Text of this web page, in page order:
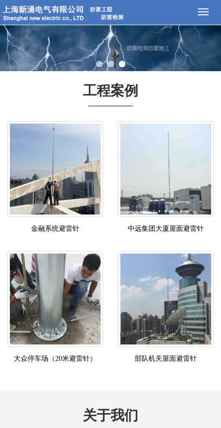
工程案例
金融系统避雷针 中远集团大厦屋面避雷针
大众停车场（20米避雷针） 部队机关屋面避雷针
关于我们